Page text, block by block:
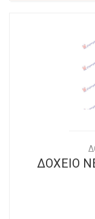
ΔΟΧΕΙΟ